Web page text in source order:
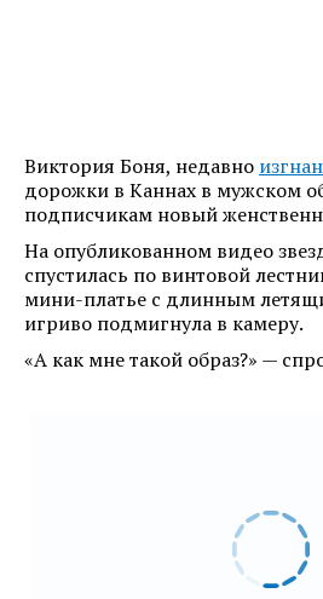
Виктория Боня, недавно
дорожки в Каннах в мужском
подписчикам новый
На опубликованном видео
спустилась по винтовой
мини-платье с длинным
игриво подмигнула в камеру.
«А как мне такой образ?» —